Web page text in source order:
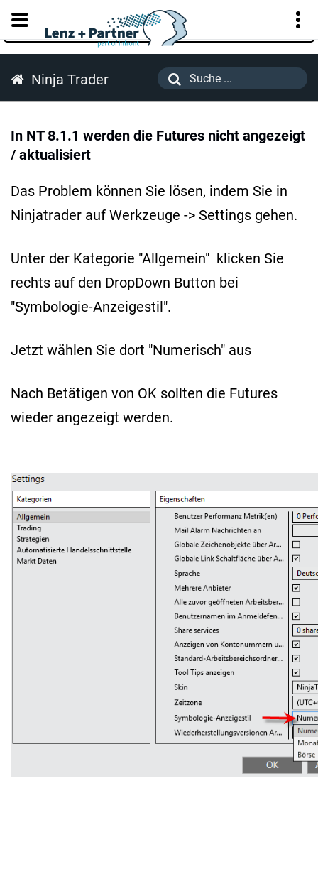
KUNDENPORTAL
Ninja Trader
In NT 8.1.1 werden die Futures nicht angezeigt
/ aktualisiert
Das Problem können Sie lösen, indem Sie in
Ninjatrader auf Werkzeuge -> Settings gehen.
Unter der Kategorie "Allgemein" klicken Sie
rechts auf den DropDown Button bei
"Symbologie-Anzeigestil".
Jetzt wählen Sie dort "Numerisch" aus
Nach Betätigen von OK sollten die Futures
wieder angezeigt werden.